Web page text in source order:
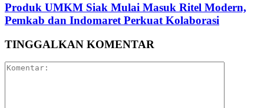
Produk UMKM Siak Mulai Masuk Ritel Modern,
Pemkab dan Indomaret Perkuat Kolaborasi
TINGGALKAN KOMENTAR